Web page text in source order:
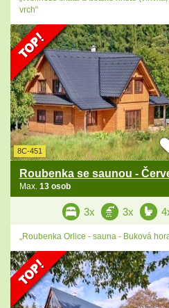
vrch“
8C-451
Roubenka se saunou -
Max. 13 osob
3x 3x
„Roubenka Orlice - sauna - Buková